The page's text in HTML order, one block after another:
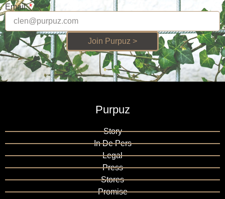
Email
Join Purpuz >
Purpuz
Story
In De Pers
Legal
Press
Stores
Promise